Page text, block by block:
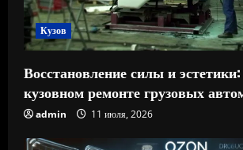
Кузов
Восстановление силы и
кузовном ремонте грузовых
admin 11 июля, 2026